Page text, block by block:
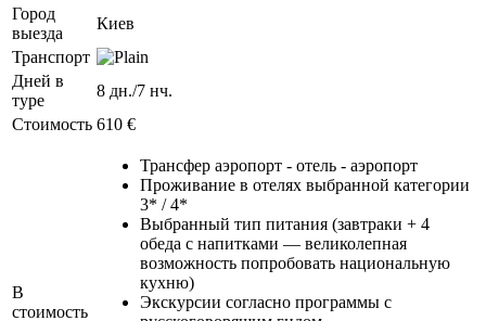
Город
выезда
Киев
Транспорт
Дней в
туре
8 дн./7 нч.
Стоимость 610 €
В
стоимость
Трансфер аэропорт - отель - аэропорт
Проживание в отелях выбранной категории
3* / 4*
Выбранный тип питания (завтраки + 4
обеда c напитками — великолепная
возможность попробовать национальную
кухню)
Экскурсии согласно программы с